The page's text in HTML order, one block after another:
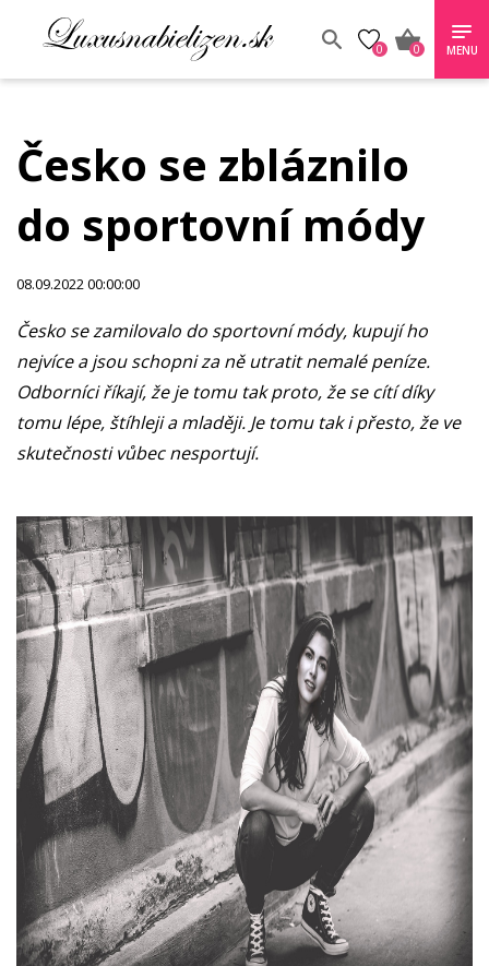
0 0 MENU
Česko se zbláznilo
do sportovní módy
08.09.2022 00:00:00
Česko se zamilovalo do sportovní módy, kupují ho
nejvíce a jsou schopni za ně utratit nemalé peníze.
Odborníci říkají, že je tomu tak proto, že se cítí díky
tomu lépe, štíhleji a mlaději. Je tomu tak i přesto, že ve
skutečnosti vůbec nesportují.